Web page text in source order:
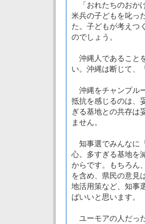
「おれたちのおか
米兵の子どもを叱っ
た。子どもが考えつ
のでしょう。
沖縄人であること
い。沖縄は断じて、
沖縄をチャンプル
抵抗を感じるのは、
ぎる基地との共存は
ません。
知事選でみんなに
心。多すぎる基地を
からです。もちろん
を含め、県民の意
地活用策など、知事
ばいいと思います。
ユーモアの人だっ